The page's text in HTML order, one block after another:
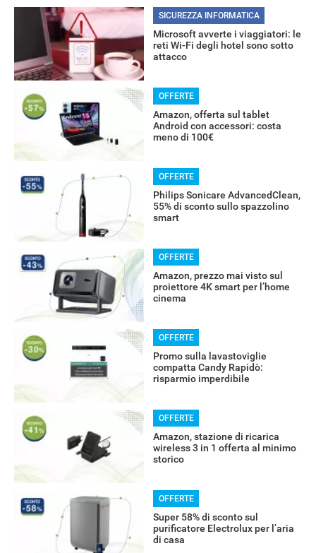
RECENSIONI
SICUREZZA INFORMATICA
Microsoft avverte i viaggiatori: le
reti Wi-Fi degli hotel sono sotto
attacco
OFFERTE
Amazon, offerta sul tablet
Android con accessori: costa
meno di 100€
OFFERTE
Philips Sonicare AdvancedClean,
55% di sconto sullo spazzolino
smart
OFFERTE
Amazon, prezzo mai visto sul
proiettore 4K smart per l’home
cinema
OFFERTE
Promo sulla lavastoviglie
compatta Candy Rapidò:
risparmio imperdibile
OFFERTE
Amazon, stazione di ricarica
wireless 3 in 1 offerta al minimo
storico
OFFERTE
Super 58% di sconto sul
purificatore Electrolux per l’aria
di casa